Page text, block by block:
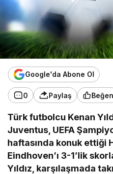
Google'da Abone Ol
0 Paylaş Beğen
Türk futbolcu Kenan
Juventus, UEFA
haftasında konuk ettiği
Eindhoven’ı 3-1’lik
Yıldız, karşılaşmada